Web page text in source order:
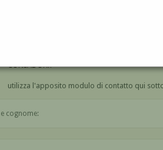
UN'OPERA DI SILVIO
CONSADORI?
utilizza l'apposito modulo di contatto qui